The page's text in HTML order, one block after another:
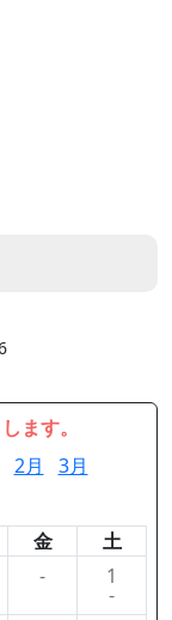
ます。
2月 3月
金
土
- 1
-